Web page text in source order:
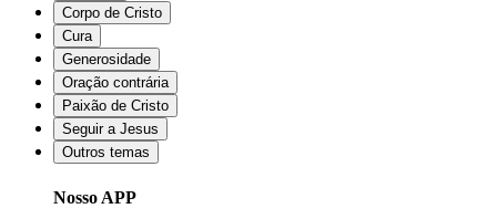
Corpo de Cristo
Cura
Generosidade
Oração contrária
Paixão de Cristo
Seguir a Jesus
Outros temas
Nosso APP